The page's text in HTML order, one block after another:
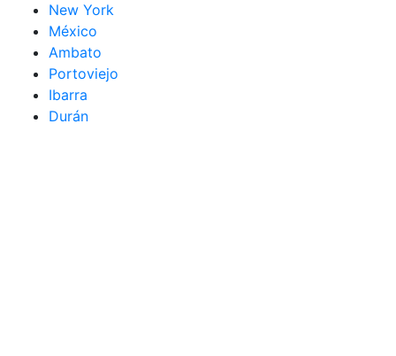
New York
México
Ambato
Portoviejo
Ibarra
Durán